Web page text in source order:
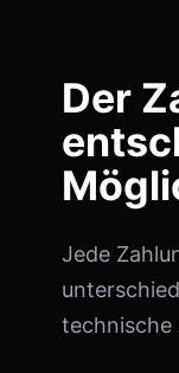
Der
Jede
technische